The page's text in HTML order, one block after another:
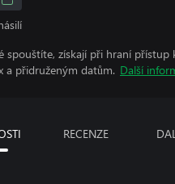
spouštíte, získají při hraní přístup
a přidruženým datům. Další
RECENZE